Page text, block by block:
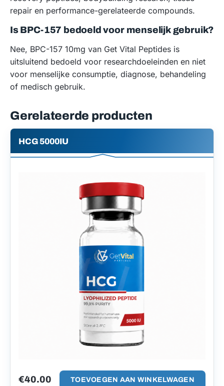
repair en performance-gerelateerde compounds.
Is BPC-157 bedoeld voor menselijk gebruik?
Nee, BPC-157 10mg van Get Vital Peptides is
uitsluitend bedoeld voor researchdoeleinden en niet
voor menselijke consumptie, diagnose, behandeling
of medisch gebruik.
Gerelateerde producten
HCG 5000IU
€40.00 TOEVOEGEN AAN WINKELWAGEN